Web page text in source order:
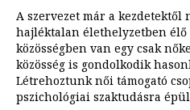
A szervezet már a kezdetektől
hajléktalan élethelyzetben élő
közösségben van egy csak
közösség is gondolkodik
Létrehoztunk női támogató
pszichológiai szaktudásra